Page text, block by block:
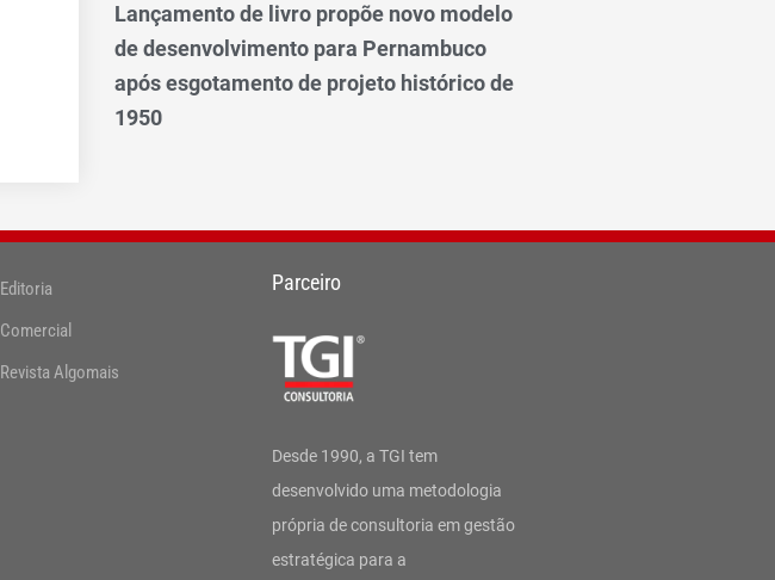
Lançamento de livro propõe novo modelo
de desenvolvimento para Pernambuco
após esgotamento de projeto histórico de
1950
Editoria
Comercial
Revista Algomais
Parceiro
Desde 1990, a TGI tem
desenvolvido uma metodologia
própria de consultoria em gestão
estratégica para a